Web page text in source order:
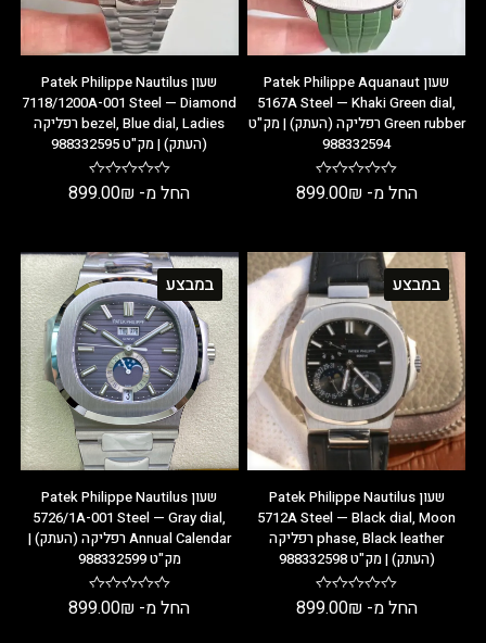
שעון Patek Philippe Aquanaut
5167A Steel — Khaki Green dial,
Green rubber רפליקה (העתק) | מק"ט
988332594
החל מ- 899.00₪
שעון Patek Philippe Nautilus
7118/1200A-001 Steel — Diamond
bezel, Blue dial, Ladies רפליקה
(העתק) | מק"ט 988332595
החל מ- 899.00₪
במבצע
שעון Patek Philippe Nautilus
5712A Steel — Black dial, Moon
phase, Black leather רפליקה
(העתק) | מק"ט 988332598
החל מ- 899.00₪
במבצע
שעון Patek Philippe Nautilus
5726/1A-001 Steel — Gray dial,
Annual Calendar רפליקה (העתק) |
מק"ט 988332599
החל מ- 899.00₪